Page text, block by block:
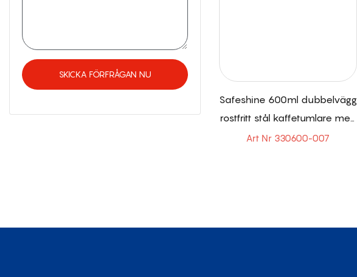
SKICKA FÖRFRÅGAN NU
Safeshine 600ml dubbelvägg
rostfritt stål kaffetumlare med
skjutlock
Art Nr 330600-007